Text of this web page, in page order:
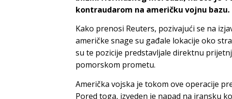
kontraudarom na američku vojnu bazu.
Kako prenosi Reuters, pozivajući se na
američke snage su gađale lokacije oko
su te pozicije predstavljale direktnu
pomorskom prometu.
Američka vojska je tokom ove operacije
Pored toga, izveden je napad na iransku